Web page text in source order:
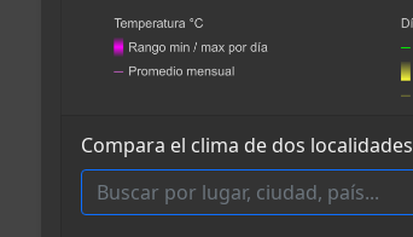
Compara el clima de dos localidades